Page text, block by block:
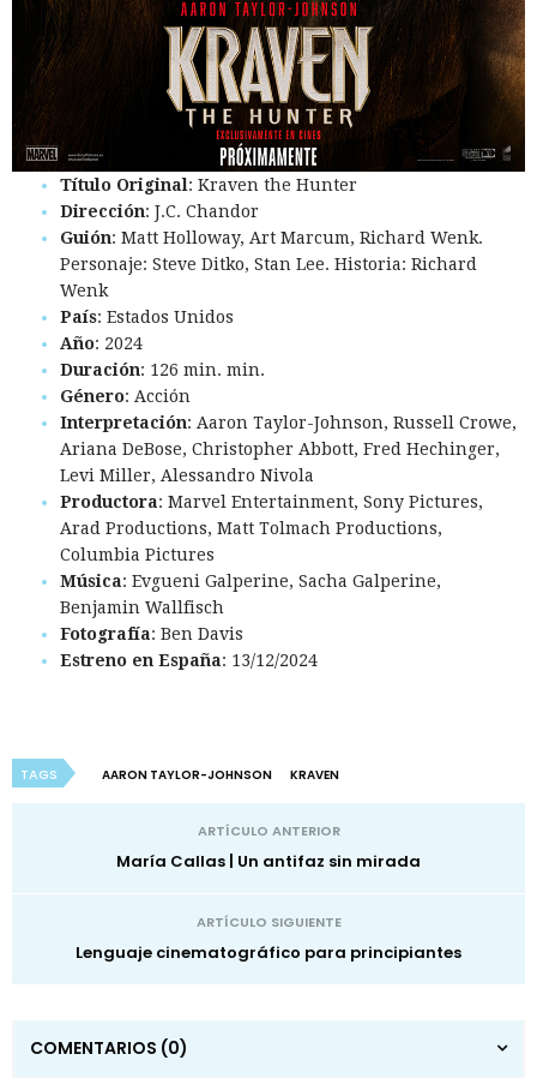
Título Original: Kraven the Hunter
Dirección: J.C. Chandor
Guión: Matt Holloway, Art Marcum, Richard Wenk.
Personaje: Steve Ditko, Stan Lee. Historia: Richard
Wenk
País: Estados Unidos
Año: 2024
Duración: 126 min. min.
Género: Acción
Interpretación: Aaron Taylor-Johnson, Russell Crowe,
Ariana DeBose, Christopher Abbott, Fred Hechinger,
Levi Miller, Alessandro Nivola
Productora: Marvel Entertainment, Sony Pictures,
Arad Productions, Matt Tolmach Productions,
Columbia Pictures
Música: Evgueni Galperine, Sacha Galperine,
Benjamin Wallfisch
Fotografía: Ben Davis
Estreno en España: 13/12/2024
TAGS AARON TAYLOR-JOHNSON KRAVEN
ARTÍCULO ANTERIOR
María Callas | Un antifaz sin mirada
ARTÍCULO SIGUIENTE
Lenguaje cinematográfico para principiantes
COMENTARIOS (0)